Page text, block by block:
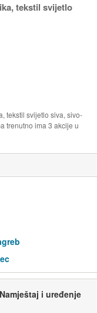
tekstil svijetlo
tekstil svijetlo siva, sivo-
trenutno ima 3 akcije u
i uređenje